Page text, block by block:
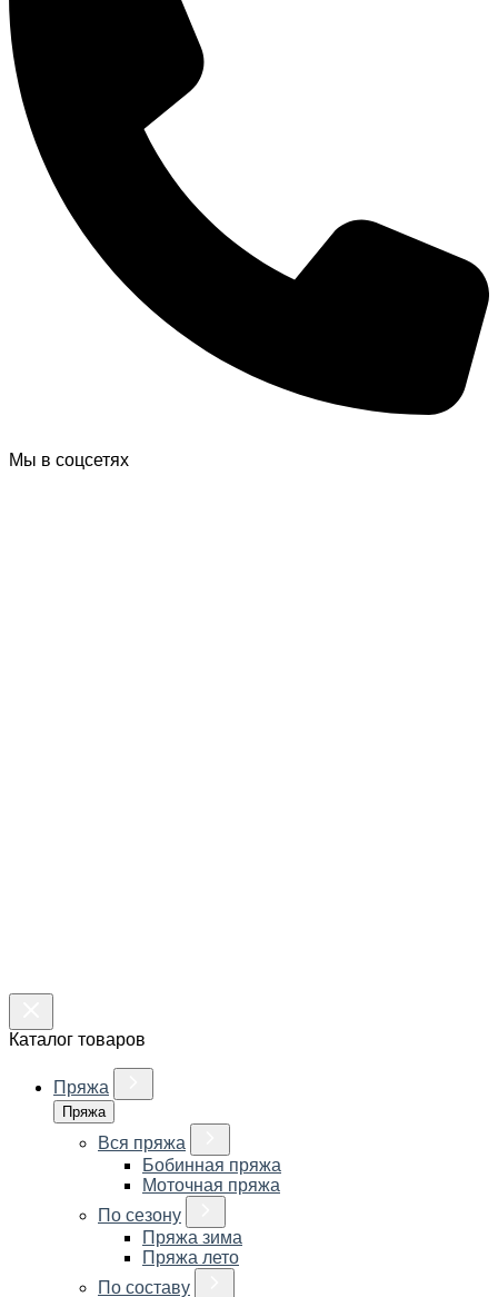
Мы в соцсетях
Каталог товаров
Пряжа
Пряжа
Вся пряжа
Бобинная пряжа
Моточная пряжа
По сезону
Пряжа зима
Пряжа лето
По составу